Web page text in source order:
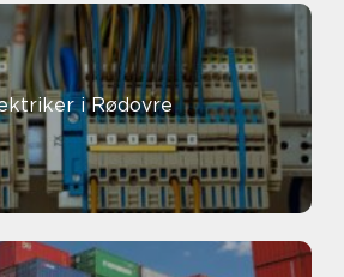
i Rødovre